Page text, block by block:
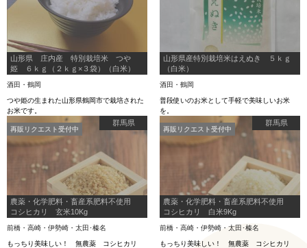
山形県 庄内産 特別栽培米 つや
姫 ６ｋｇ（２ｋｇ×３袋）（白米）
酒田・鶴岡
つや姫の生まれた山形県鶴岡市で栽培された
お米です。
山形県産特別栽培米はえぬき ５ｋｇ
（白米）
酒田・鶴岡
普段使いのお米として手軽で美味しいお米
を。
群馬県
農薬・化学肥料・畜産系肥料不使用
コシヒカリ 玄米10Kg
前橋・高崎・伊勢崎・太田･榛名
もっちり美味しい！ 無農薬 コシヒカリ
再販リクエスト受付中
群馬県
農薬・化学肥料・畜産系肥料不使用
コシヒカリ 白米9Kg
前橋・高崎・伊勢崎・太田･榛名
もっちり美味しい！ 無農薬 コシヒカリ
再販リクエスト受付中